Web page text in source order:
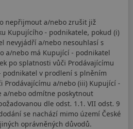
nepřijmout a/nebo zrušit již
Kupujícího - podnikatele, pokud (i)
nevyjádří a/nebo nesouhlasí s
a/nebo má Kupující - podnikatel
po splatnosti vůči Prodávajícímu
podnikatel v prodlení s plněním
Prodávajícímu a/nebo (iii) Kupující -
a/nebo odmítne poskytnout
dle odst. 1.1. VII odst. 9
se nachází mimo území České
oprávněných důvodů.